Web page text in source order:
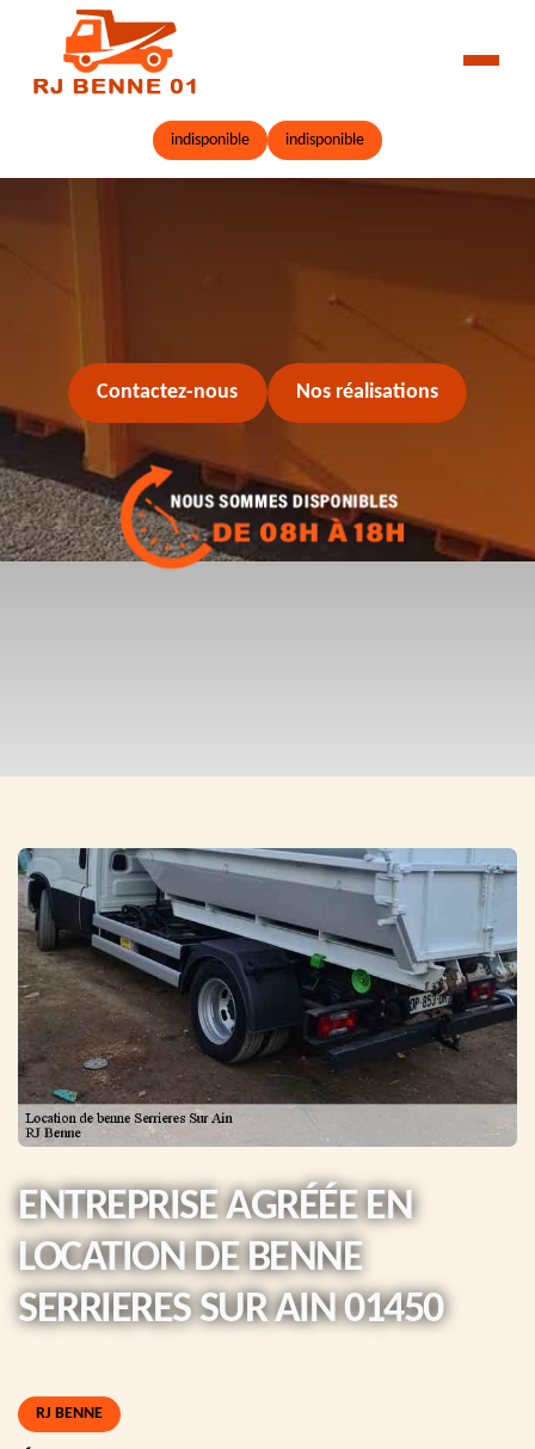
indisponible indisponible
Contactez-nous Nos réalisations
ENTREPRISE AGRÉÉE EN
LOCATION DE BENNE
SERRIERES SUR AIN 01450
RJ BENNE